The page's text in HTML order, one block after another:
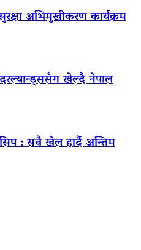
अभिमुखीकरण कार्यक्रम
खेल्दै नेपाल
: सबै खेल हार्दै अन्तिम